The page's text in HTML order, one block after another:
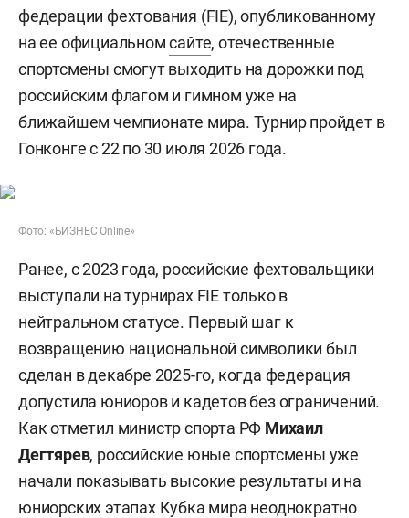
федерации фехтования (FIE), опубликованному
на ее официальномсайте, отечественные
спортсмены смогут выходить на дорожки под
российским флагом и гимном уже на
ближайшем чемпионате мира. Турнир пройдет в
Гонконге с 22 по 30 июля 2026 года.
Фото: «БИЗНЕС Online»
Ранее, с 2023 года, российские фехтовальщики
выступали на турнирах FIE только в
нейтральном статусе. Первый шаг к
возвращению национальной символики был
сделан в декабре 2025-го, когда федерация
допустила юниоров и кадетов без ограничений.
Как отметил министр спорта РФ Михаил
Дегтярев, российские юные спортсмены уже
начали показывать высокие результаты и на
юниорских этапах Кубка мира неоднократно